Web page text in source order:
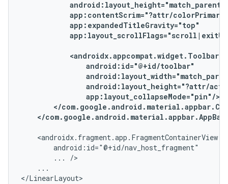
</
...
...
</LinearLayout>